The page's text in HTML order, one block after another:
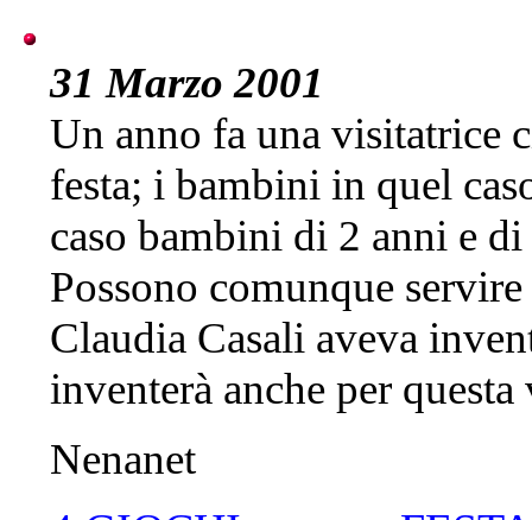
31 Marzo 2001
Un anno fa una visitatrice
festa; i bambini in quel
caso bambini di 2 anni e
Possono comunque
Claudia Casali aveva
inventerà anche per
Nenanet